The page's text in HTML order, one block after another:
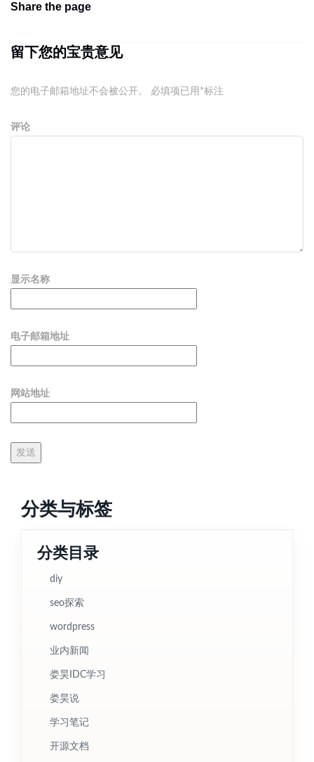
Share the page
留下您的宝贵意见
您的电子邮箱地址不会被公开。 必填项已用 *标注
评论
显示名称
电子邮箱地址
网站地址
分类与标签
分类目录
diy
seo探索
wordpress
业内新闻
娄昊IDC学习
娄昊说
学习笔记
开源文档